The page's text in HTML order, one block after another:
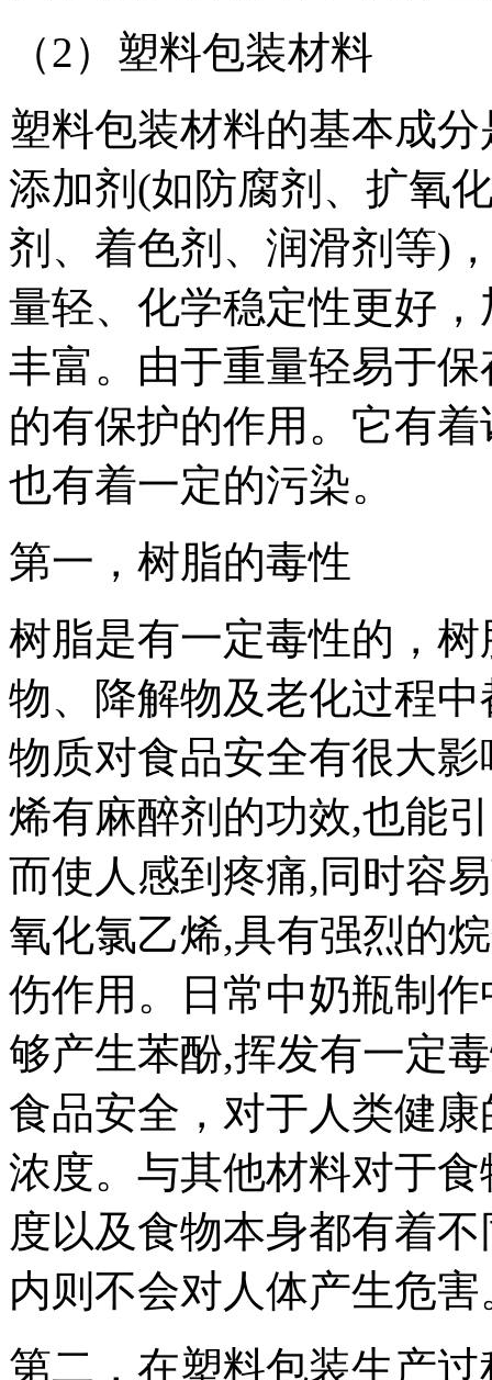
（2）塑料包装材料
塑料包装材料的基本成
添加剂(如防腐剂、扩氧
剂、着色剂、润滑剂等)
量轻、化学稳定性更好
丰富。由于重量轻易于
的有保护的作用。它有
也有着一定的污染。
第一，树脂的毒性
树脂是有一定毒性的，
物、降解物及老化过程
物质对食品安全有很大
烯有麻醉剂的功效,也能
而使人感到疼痛,同时容
氧化氯乙烯,具有强烈的
伤作用。日常中奶瓶制
够产生苯酚,挥发有一定
食品安全，对于人类健
浓度。与其他材料对于
度以及食物本身都有着
内则不会对人体产生危害
第二，在塑料包装生产